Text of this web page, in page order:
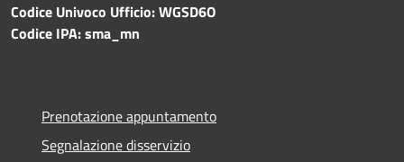
Codice Univoco Ufficio: WGSD6O
Codice IPA: sma_mn
Prenotazione appuntamento
Segnalazione disservizio